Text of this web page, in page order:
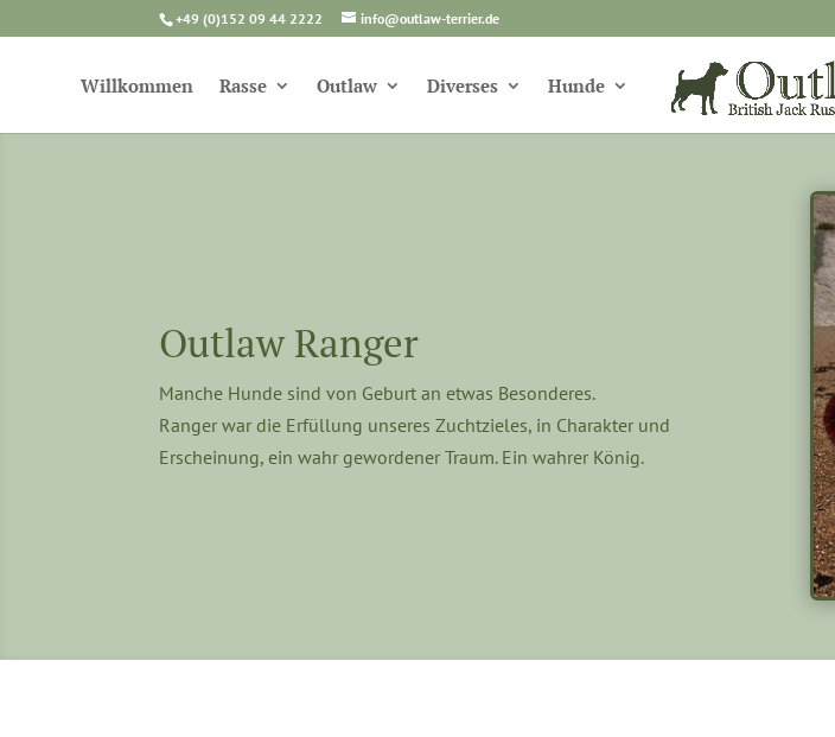
+49 (0)152 09 44 2222 info@outlaw-terrier.de
Willkommen Rasse Outlaw Diverses Hunde
Outlaw Ranger
Manche Hunde sind von Geburt an etwas Besonderes.
Ranger war die Erfüllung unseres Zuchtzieles, in Charakter und
Erscheinung, ein wahr gewordener Traum. Ein wahrer König.